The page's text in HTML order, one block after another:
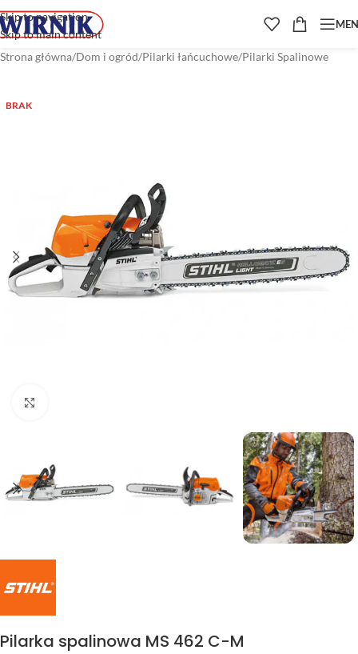
Skip to navigation
Skip to main content
Strona główna/Dom i ogród/Pilarki łańcuchowe/Pilarki Spalinowe
BRAK
Pilarka spalinowa MS 462 C-M